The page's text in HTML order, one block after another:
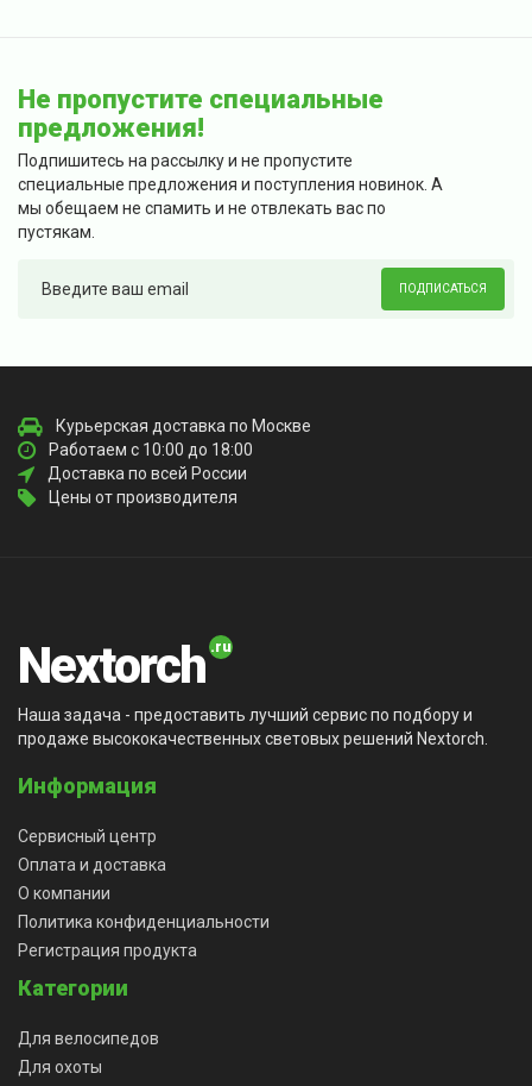
Не пропустите специальные
предложения!
Подпишитесь на рассылку и не пропустите
специальные предложения и поступления новинок. А
мы обещаем не спамить и не отвлекать вас по
пустякам.
ПОДПИСАТЬСЯ
Курьерская доставка по Москве
Работаем с 10:00 до 18:00
Доставка по всей России
Цены от производителя
Nextorch
Наша задача - предоставить лучший сервис по подбору и
продаже высококачественных световых решений Nextorch.
Информация
Сервисный центр
Оплата и доставка
О компании
Политика конфиденциальности
Регистрация продукта
Категории
Для велосипедов
Для охоты